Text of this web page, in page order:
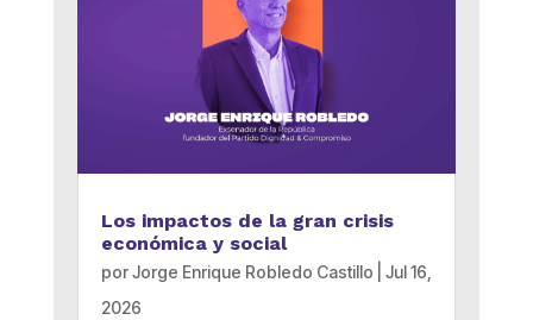
Los impactos de la gran crisis
económica y social
porJorge Enrique Robledo Castillo
Jul 16,
2026